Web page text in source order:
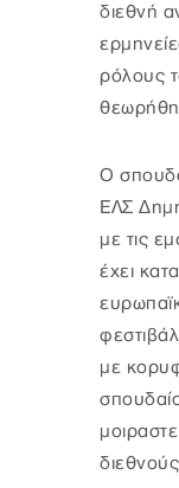
διεθνή
ρόλους
Ο
ΕΛΣ
με τις
έχει
με